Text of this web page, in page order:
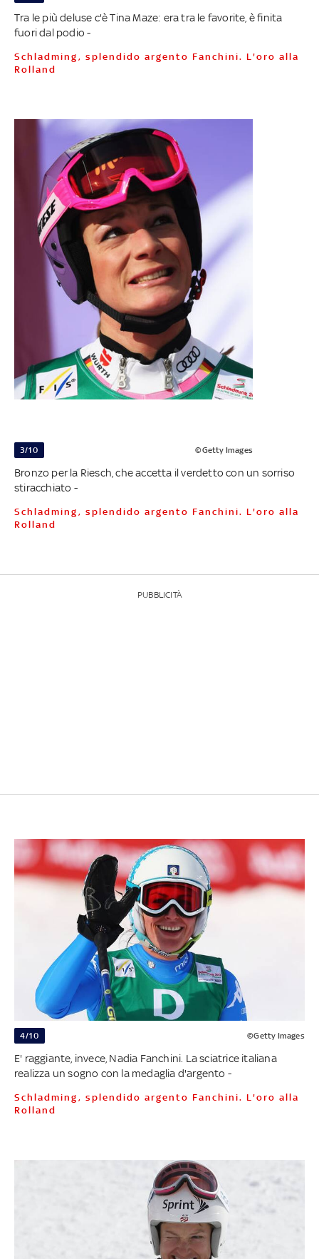
Tra le più deluse c'è Tina Maze: era tra le favorite, è finita
fuori dal podio -
Schladming, splendido argento Fanchini. L'oro alla
Rolland
3/10 ©Getty Images
Bronzo per la Riesch, che accetta il verdetto con un sorriso
stiracchiato -
Schladming, splendido argento Fanchini. L'oro alla
Rolland
PUBBLICITÀ
4/10 ©Getty Images
E' raggiante, invece, Nadia Fanchini. La sciatrice italiana
realizza un sogno con la medaglia d'argento -
Schladming, splendido argento Fanchini. L'oro alla
Rolland